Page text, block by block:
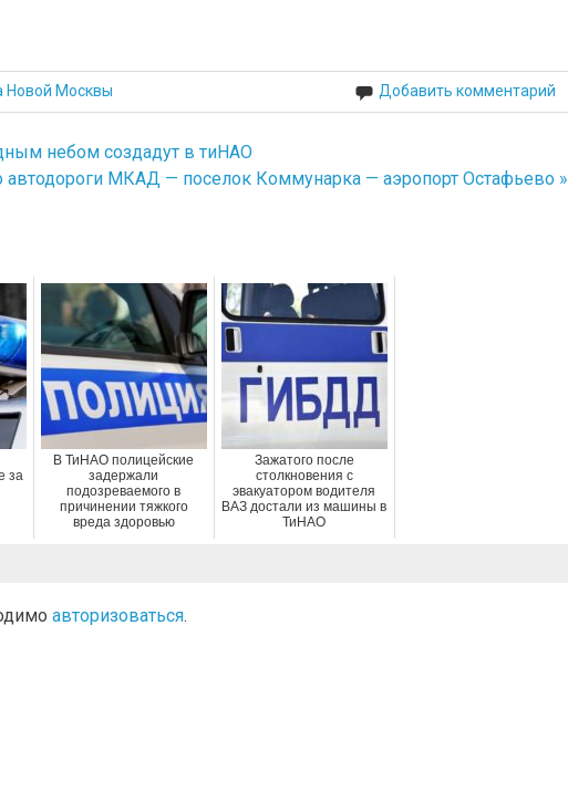
Новой Москвы Добавить комментарий
небом создадут в тиНАО
автодороги МКАД — поселок Коммунарка — аэропорт Остафьево »
за
В ТиНАО полицейские
задержали
подозреваемого в
причинении тяжкого
вреда здоровью
Зажатого после
столкновения с
эвакуатором водителя
ВАЗ достали из машины в
ТиНАО
авторизоваться.